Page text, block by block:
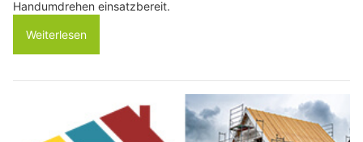
Handumdrehen einsatzbereit.
Weiterlesen